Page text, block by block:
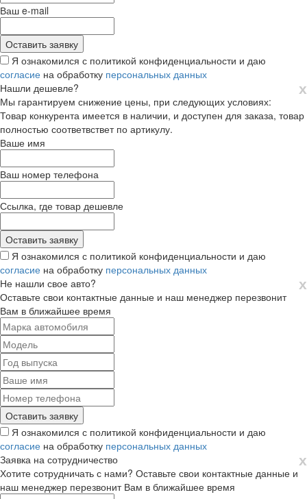
Ваш e-mail
Я ознакомился с политикой конфиденциальности и даю
согласие на обработку персональных данных
х
Нашли дешевле?
Мы гарантируем снижение цены, при следующих условиях:
Товар конкурента имеется в наличии, и доступен для заказа, товар
полностью соответвствет по артикулу.
Ваше имя
Ваш номер телефона
Ссылка, где товар дешевле
Я ознакомился с политикой конфиденциальности и даю
согласие на обработку персональных данных
х
Не нашли свое авто?
Оставьте свои контактные данные и наш менеджер перезвонит
Вам в ближайшее время
Я ознакомился с политикой конфиденциальности и даю
согласие на обработку персональных данных
х
Заявка на сотрудничество
Хотите сотрудничать с нами? Оставьте свои контактные данные и
наш менеджер перезвонит Вам в ближайшее время